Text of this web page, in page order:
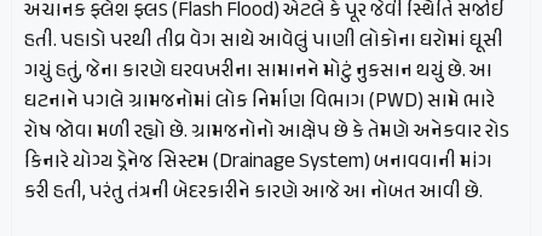
અચાનક ફ્લેશ ફ્લડ (Flash Flood) એટલે કે પૂર જેવી સ્થિતિ સર્જાઈ
હતી. પહાડો પરથી તીવ્ર વેગ સાથે આવેલું પાણી લોકોના ઘરોમાં ઘૂસી
ગયું હતું, જેના કારણે ઘરવખરીના સામાનને મોટું નુકસાન થયું છે. આ
ઘટનાને પગલે ગ્રામજનોમાં લોક નિર્માણ વિભાગ (PWD) સામે ભારે
રોષ જોવા મળી રહ્યો છે. ગ્રામજનોનો આક્ષેપ છે કે તેમણે અનેકવાર રોડ
કિનારે યોગ્ય ડ્રેનેજ સિસ્ટમ (Drainage System) બનાવવાની માંગ
કરી હતી, પરંતુ તંત્રની બેદરકારીને કારણે આજે આ નોબત આવી છે.